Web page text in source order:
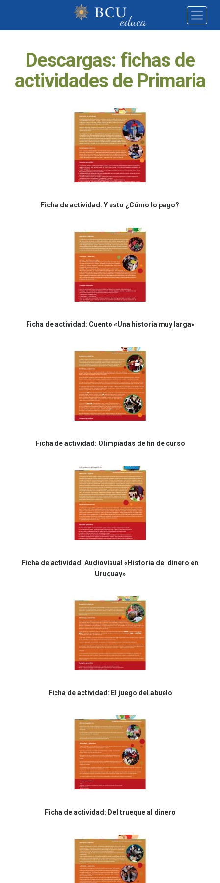
Descargas: fichas de
actividades de Primaria
Ficha de actividad: Y esto ¿Cómo lo pago?
Ficha de actividad: Cuento «Una historia muy larga»
Ficha de actividad: Olimpíadas de fin de curso
Ficha de actividad: Audiovisual «Historia del dinero en
Uruguay»
Ficha de actividad: El juego del abuelo
Ficha de actividad: Del trueque al dinero